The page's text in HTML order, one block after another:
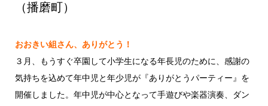
（播磨町）
おおきい組さん、ありがとう！
３月、もうすぐ卒園して小学生になる年長児のために、感謝の
気持ちを込めて年中児と年少児が『ありがとうパーティー』を
開催しました。年中児が中心となって手遊びや楽器演奏、ダン